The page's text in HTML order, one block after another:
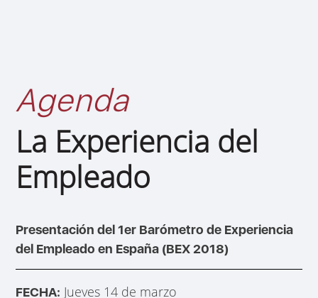
Agenda
La Experiencia del
Empleado
Presentación del 1er Barómetro de Experiencia
del Empleado en España (BEX 2018)
FECHA: Jueves 14 de marzo